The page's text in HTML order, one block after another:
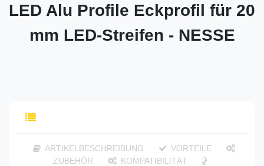
LED Alu Profile Eckprofil für 20
mm LED-Streifen - NESSE
ARTIKELBESCHREIBUNG
VORTEILE
ZUBEHÖR
KOMPATIBILITÄT